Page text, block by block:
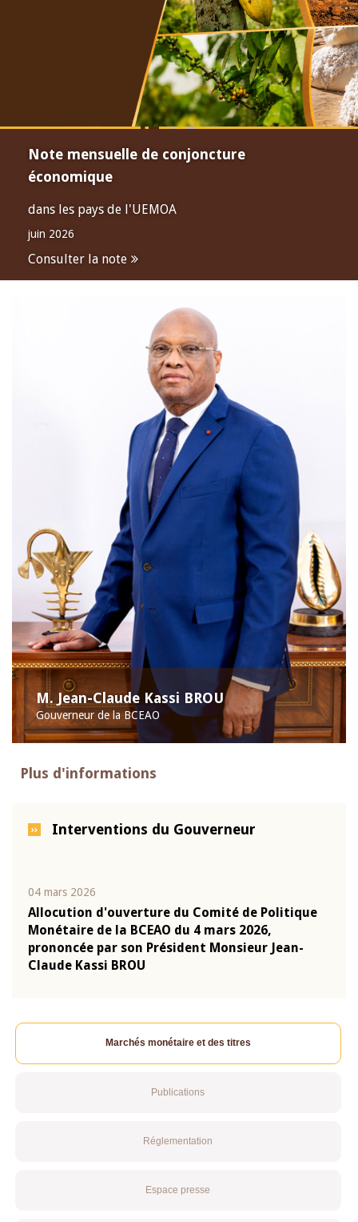
Note mensuelle de conjoncture
économique
dans les pays de l'UEMOA
juin 2026
Consulter la note
M. Jean-Claude Kassi BROU
Gouverneur de la BCEAO
Plus d'informations
Interventions du Gouverneur
04 mars 2026
Allocution d'ouverture du Comité de Politique
Monétaire de la BCEAO du 4 mars 2026,
prononcée par son Président Monsieur Jean-
Claude Kassi BROU
Marchés monétaire et des titres
Publications
Réglementation
Espace presse